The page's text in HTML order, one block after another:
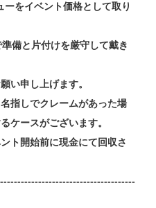
をイベント価格として取り
備と片付けを厳守して戴き
い申し上げます。
指しでクレームがあった場
ケースがございます。
ト開始前に現金にて回収さ